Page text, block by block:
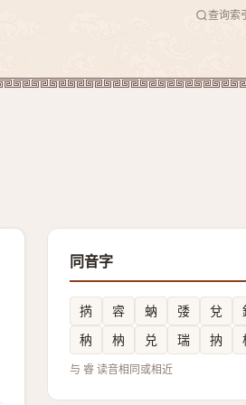
查询索
同音字
㨅 䜭 蚋 㢻 兌
䄲
枘 兑 瑞 抐
与 睿 读音相同或相近